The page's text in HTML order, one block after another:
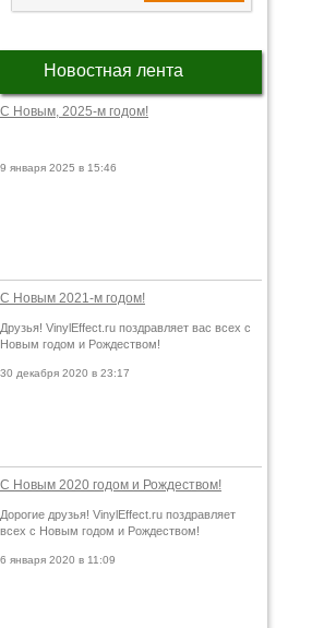
Новостная лента
С Новым, 2025-м годом!
9 января 2025 в 15:46
С Новым 2021-м годом!
Друзья! VinylEffect.ru поздравляет вас всех с
Новым годом и Рождеством!
30 декабря 2020 в 23:17
С Новым 2020 годом и Рождеством!
Дорогие друзья! VinylEffect.ru поздравляет
всех с Новым годом и Рождеством!
6 января 2020 в 11:09